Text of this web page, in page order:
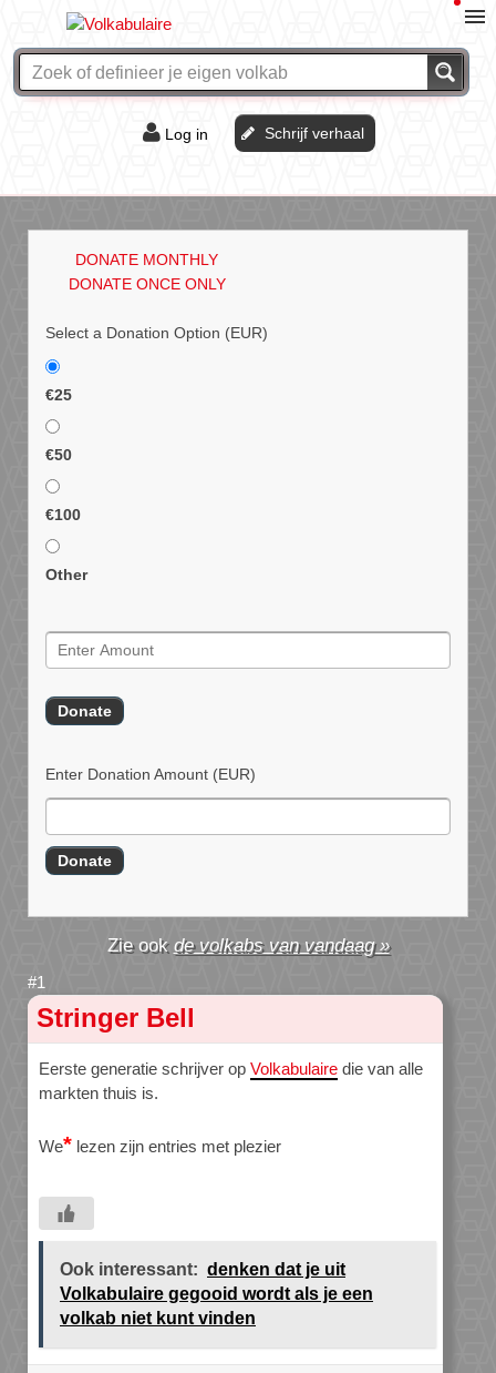
Log in Schrijf verhaal
DONATE MONTHLY
DONATE ONCE ONLY
Select a Donation Option (EUR)
€25
€50
€100
Other
Enter Donation Amount (EUR)
de volkabs van vandaag »
Stringer Bell
Eerste generatie schrijver op Volkabulaire die van alle
markten thuis is.
We* lezen zijn entries met plezier
Ook interessant: denken dat je uit
Volkabulaire gegooid wordt als je een
volkab niet kunt vinden